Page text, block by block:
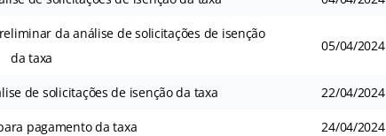
da análise de solicitações de isenção
da taxa
05/04/2024
de solicitações de isenção da taxa 22/04/2024
pagamento da taxa 24/04/2024